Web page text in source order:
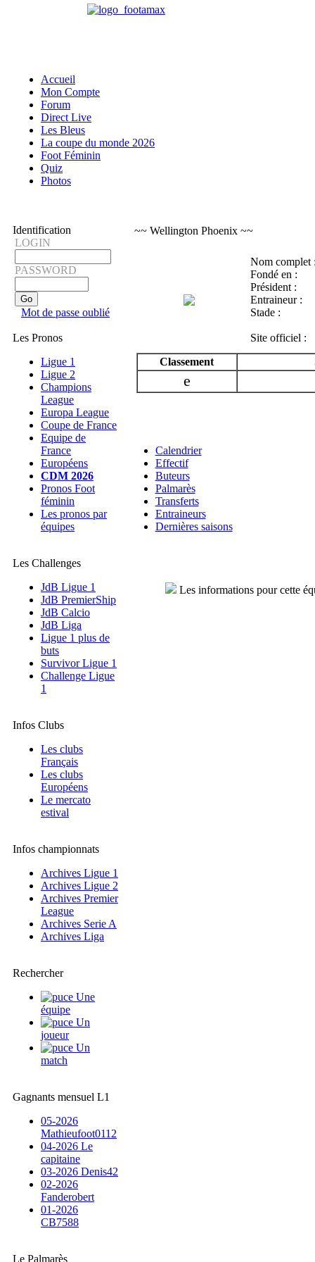
Accueil
Mon Compte
Forum
Direct Live
Les Bleus
La coupe du monde 2026
Foot Féminin
Quiz
Photos
Identification
LOGIN
PASSWORD
Mot de passe oublié
Les Pronos
Ligue 1
Ligue 2
Champions
League
Europa League
Coupe de France
Equipe de
France
Européens
CDM 2026
Pronos Foot
féminin
Les pronos par
équipes
Les Challenges
JdB Ligue 1
JdB PremierShip
JdB Calcio
JdB Liga
Ligue 1 plus de
buts
Survivor Ligue 1
Challenge Ligue
1
Infos Clubs
Les clubs
Français
Les clubs
Européens
Le mercato
estival
Infos championnats
Archives Ligue 1
Archives Ligue 2
Archives Premier
League
Archives Serie A
Archives Liga
Rechercher
Une
équipe
Un
joueur
Un
match
Gagnants mensuel L1
05-2026
Mathieufoot0112
04-2026 Le
capitaine
03-2026 Denis42
02-2026
Fanderobert
01-2026
CB7588
Le Palmarès
~~ Wellington Phoenix ~~
Nom complet
Fondé en :
Président :
Entraineur :
Stade :
Site officiel :
Classement
e
Calendrier
Effectif
Buteurs
Palmarès
Transferts
Entraineurs
Dernières saisons
Les informations pour cette